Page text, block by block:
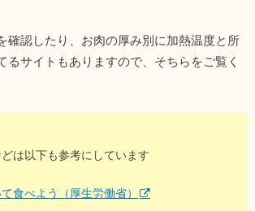
確認したり、お肉の厚み別に加熱温度と所
るサイトもありますので、そちらをご覧く
は以下も参考にしています
食べよう（厚生労働省）